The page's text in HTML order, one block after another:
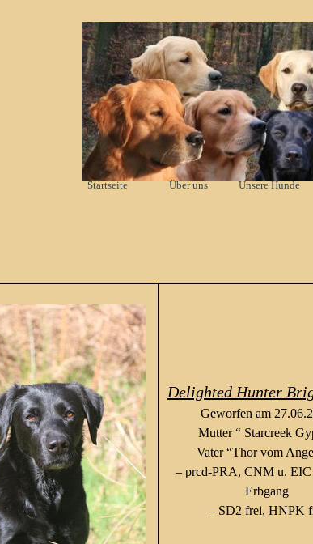
Menü
Startseite Über uns Unsere Hunde
Delighted Hunter
Geworfen am
Mutter “ Starcreek
Vater “Thor vom
– prcd-PRA, CNM u. EIC
Erbgang
– SD2 frei, HNPK